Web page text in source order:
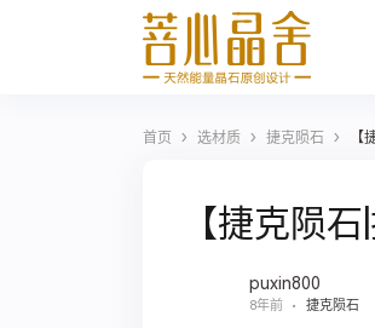
首页 › 选材质 › 捷克陨石 › 【
【捷克陨
puxin800
8年前 捷克陨石